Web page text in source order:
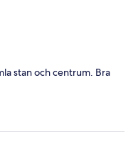
stan och centrum. Bra